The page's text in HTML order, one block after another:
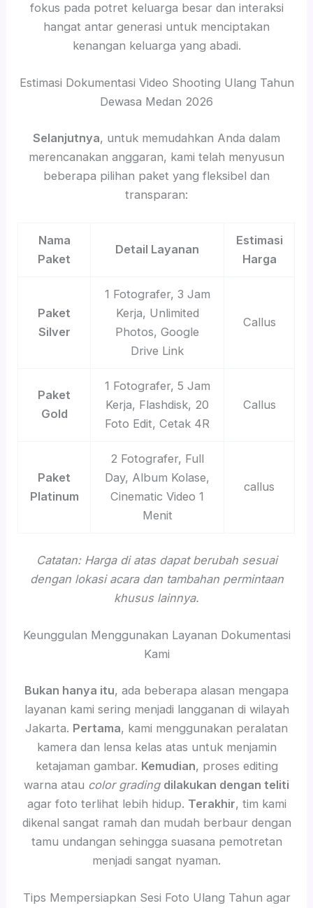
fokus pada potret keluarga besar dan interaksi
hangat antar generasi untuk menciptakan
kenangan keluarga yang abadi.
Estimasi Dokumentasi Video Shooting Ulang Tahun
Dewasa Medan 2026
Selanjutnya, untuk memudahkan Anda dalam
merencanakan anggaran, kami telah menyusun
beberapa pilihan paket yang fleksibel dan
transparan:
Nama
Paket
Detail Layanan
Estimasi
Harga
Paket
Silver
1 Fotografer, 3 Jam
Kerja, Unlimited
Photos, Google
Drive Link
Callus
Paket
Gold
1 Fotografer, 5 Jam
Kerja, Flashdisk, 20
Foto Edit, Cetak 4R
Callus
Paket
Platinum
2 Fotografer, Full
Day, Album Kolase,
Cinematic Video 1
Menit
callus
Catatan: Harga di atas dapat berubah sesuai
dengan lokasi acara dan tambahan permintaan
khusus lainnya.
Keunggulan Menggunakan Layanan Dokumentasi
Kami
Bukan hanya itu, ada beberapa alasan mengapa
layanan kami sering menjadi langganan di wilayah
Jakarta. Pertama, kami menggunakan peralatan
kamera dan lensa kelas atas untuk menjamin
ketajaman gambar. Kemudian, proses editing
warna atau color grading dilakukan dengan teliti
agar foto terlihat lebih hidup. Terakhir, tim kami
dikenal sangat ramah dan mudah berbaur dengan
tamu undangan sehingga suasana pemotretan
menjadi sangat nyaman.
Tips Mempersiapkan Sesi Foto Ulang Tahun agar